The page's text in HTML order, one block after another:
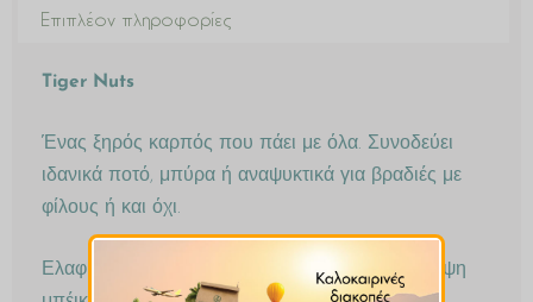
Επιπλέον πληροφορίες
Tiger Nuts
Ένας ξηρός καρπός που πάει με όλα. Συνοδεύει
ιδανικά ποτό, μπύρα ή αναψυκτικά για βραδιές με
φίλους ή και όχι.
Ελαφρώς πικάντικο αράπικο φιστίκι με επικάλυψη